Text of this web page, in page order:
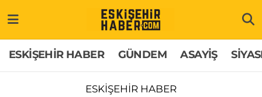
ESKİŞEHİR HABER GÜNDEM ASAYİŞ
ESKİŞEHİR HABER
GÜNDEM
Hakkımızda
Odunpazarı Trafik Yoğunluk Haritası